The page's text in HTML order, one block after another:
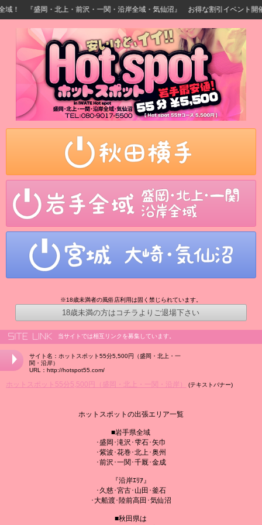
『盛岡・北上・前沢・一関・沿岸全域・気仙沼』 お得な割引イベント開
※18歳未満者の風俗店利用は固く禁じられています。
18歳未満の方はコチラよりご退場下さい
当サイトでは相互リンクを募集しています。
サイト名：ホットスポット55分5,500円（盛岡・北上・一
関・沿岸）
URL：http://hotspot55.com/
ホットスポット55分5,500円（盛岡・北上・一関・沿岸） (テキストバナー)
ホットスポットの出張エリア一覧
■岩手県全域
･盛岡･滝沢･雫石･矢巾
･紫波･花巻･北上･奥州
･前沢･一関･千厩･金成
『沿岸ｴﾘｱ』
･久慈･宮古･山田･釜石
･大船渡･陸前高田･気仙沼
■秋田県は